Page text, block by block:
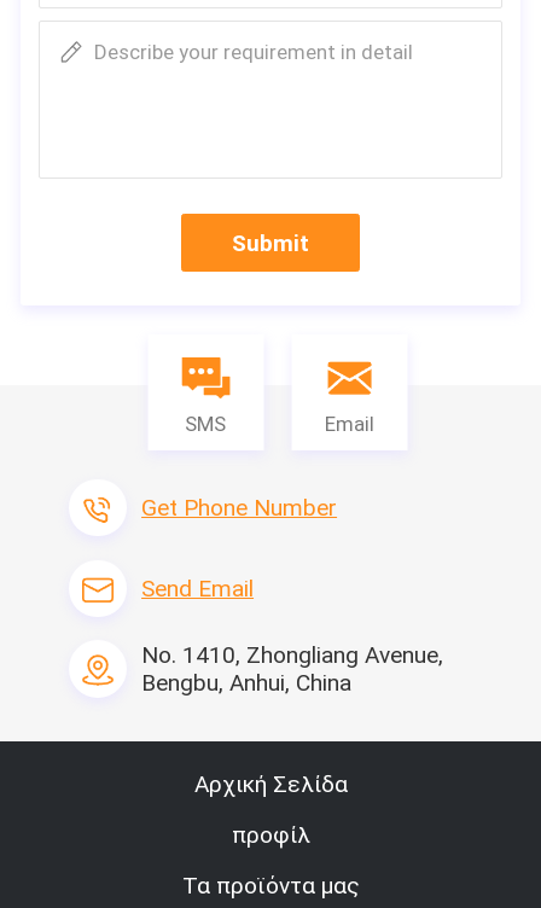
Describe your requirement in detail
Submit
SMS Email
Get Phone Number
Send Email
No. 1410, Zhongliang Avenue,
Bengbu, Anhui, China
Αρχική Σελίδα
προφίλ
Τα προϊόντα μας